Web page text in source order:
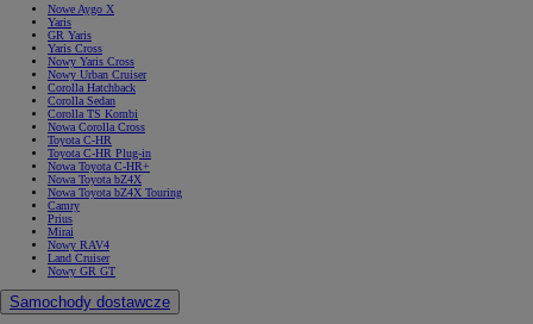
Nowe Aygo X
Yaris
GR Yaris
Yaris Cross
Nowy Yaris Cross
Nowy Urban Cruiser
Corolla Hatchback
Corolla Sedan
Corolla TS Kombi
Nowa Corolla Cross
Toyota C-HR
Toyota C-HR Plug-in
Nowa Toyota C-HR+
Nowa Toyota bZ4X
Nowa Toyota bZ4X Touring
Camry
Prius
Mirai
Nowy RAV4
Land Cruiser
Nowy GR GT
Samochody dostawcze